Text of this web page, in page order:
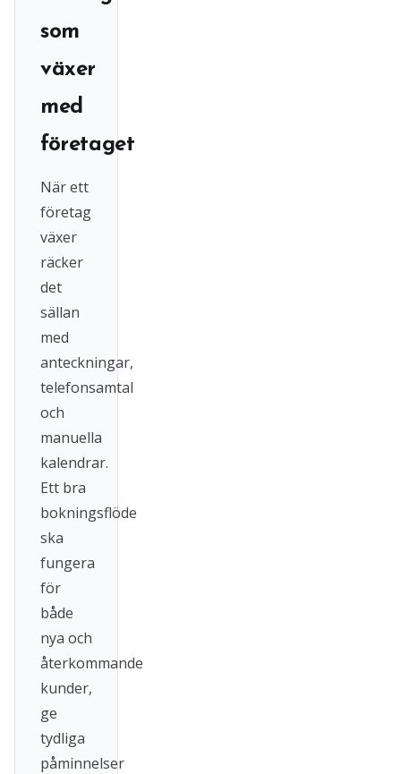
som
växer
med
företaget
När ett
företag
växer
räcker
det
sällan
med
anteckningar,
telefonsamtal
och
manuella
kalendrar.
Ett bra
bokningsflöde
ska
fungera
för
både
nya och
återkommande
kunder,
ge
tydliga
påminnelser